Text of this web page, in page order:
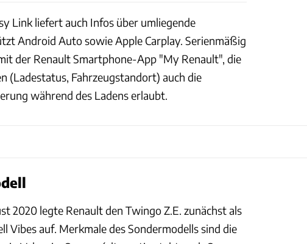
Link liefert auch Infos über umliegende
Android Auto sowie Apple Carplay. Serienmäßig
der Renault Smartphone-App "My Renault", die
(Ladestatus, Fahrzeugstandort) auch die
während des Ladens erlaubt.
2020 legte Renault den Twingo Z.E. zunächst als
Vibes auf. Merkmale des Sondermodells sind die